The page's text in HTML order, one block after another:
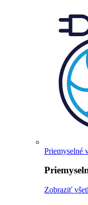
Priemyselné
Zobraziť